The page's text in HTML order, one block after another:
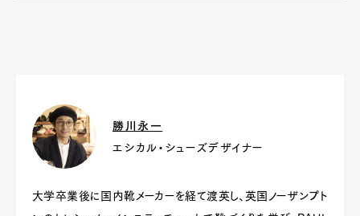
勝川永一
エシカル・シューズデザイナー
大学卒業後に国内靴メーカーを経て渡英し、英国ノーザンプト